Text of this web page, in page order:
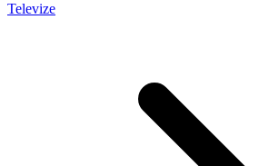
Televize